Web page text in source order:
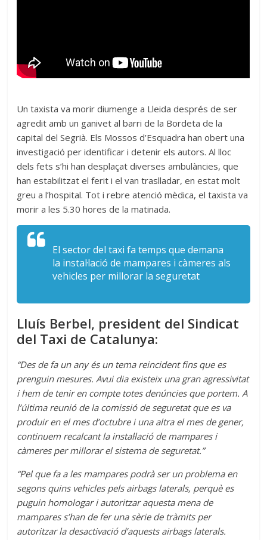
Un taxista va morir diumenge a Lleida després de ser
agredit amb un ganivet al barri de la Bordeta de la
capital del Segrià. Els Mossos d’Esquadra han obert una
investigació per identificar i detenir els autors. Al lloc
dels fets s’hi han desplaçat diverses ambulàncies, que
han estabilitzat el ferit i el van traslladar, en estat molt
greu a l’hospital. Tot i rebre atenció mèdica, el taxista va
morir a les 5.30 hores de la matinada.
El sector del taxi fa temps que demana
la instal·lació de mampares i càmeres als
vehicles per millorar la seguretat
Lluís Berbel, president del Sindicat
del Taxi de Catalunya:
“Des de fa un any és un tema reincident fins que es
prenguin mesures. Avui dia existeix una gran agressivitat
i hem de tenir en compte totes denúncies que portem. A
l’última reunió de la comissió de seguretat que es va
produir en el mes d’octubre i una altra el mes de gener,
continuem recalcant la instal·lació de mampares i
càmeres per millorar el sistema de seguretat.”
“Pel que fa a les mampares podrà ser un problema en
segons quins vehicles pels airbags laterals, perquè es
puguin homologar i autoritzar aquesta mena de
mampares s’han de fer una sèrie de tràmits per
autoritzar la desactivació d’aquests airbags laterals.